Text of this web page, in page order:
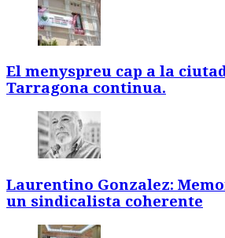
El menyspreu cap a la
Tarragona continua.
Laurentino Gonzalez:
un sindicalista coherente